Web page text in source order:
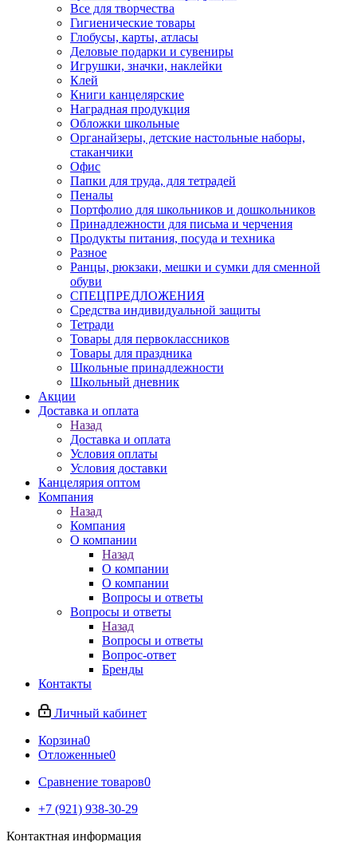
Все для творчества
Гигиенические товары
Глобусы, карты, атласы
Деловые подарки и сувениры
Игрушки, значки, наклейки
Клей
Книги канцелярские
Наградная продукция
Обложки школьные
Органайзеры, детские настольные наборы,
стаканчики
Офис
Папки для труда, для тетрадей
Пеналы
Портфолио для школьников и дошкольников
Принадлежности для письма и черчения
Продукты питания, посуда и техника
Разное
Ранцы, рюкзаки, мешки и сумки для сменной
обуви
СПЕЦПРЕДЛОЖЕНИЯ
Средства индивидуальной защиты
Тетради
Товары для первоклассников
Товары для праздника
Школьные принадлежности
Школьный дневник
Акции
Доставка и оплата
Назад
Доставка и оплата
Условия оплаты
Условия доставки
Канцелярия оптом
Компания
Назад
Компания
О компании
Назад
О компании
О компании
Вопросы и ответы
Вопросы и ответы
Назад
Вопросы и ответы
Вопрос-ответ
Бренды
Контакты
Личный кабинет
Корзина0
Отложенные0
Сравнение товаров0
+7 (921) 938-30-29
Контактная информация